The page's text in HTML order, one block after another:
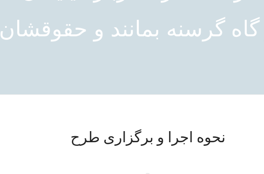
گاه گرسنه بمانند و
نحوه اجرا و برگزاری طرح